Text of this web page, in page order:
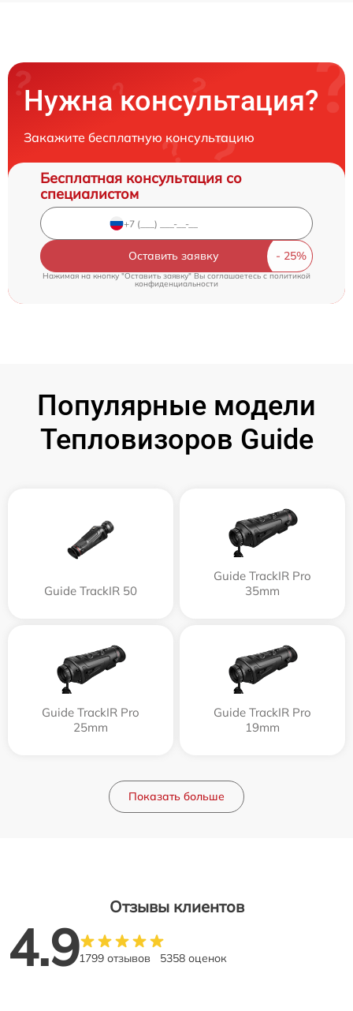
Нужна консультация?
Закажите бесплатную консультацию
Бесплатная консультация со
специалистом
Оставить заявку
Нажимая на кнопку "Оставить заявку" Вы соглашаетесь c политикой
конфиденциальности
Популярные модели
Тепловизоров Guide
Guide TrackIR 50
Guide TrackIR Pro
35mm
Guide TrackIR Pro
25mm
Guide TrackIR Pro
19mm
Показать больше
Отзывы клиентов
4.91799 отзывов 5358 оценок